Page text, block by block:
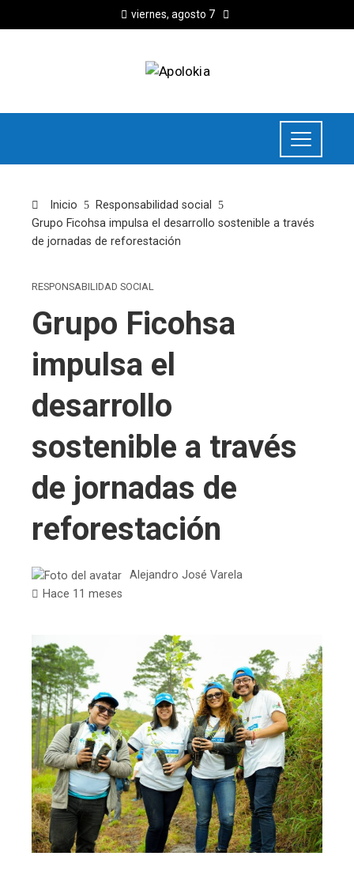
viernes, agosto 7
Inicio
Responsabilidad social
Grupo Ficohsa impulsa el desarrollo sostenible a través
de jornadas de reforestación
RESPONSABILIDAD SOCIAL
Grupo Ficohsa
impulsa el
desarrollo
sostenible a través
de jornadas de
reforestación
Alejandro José Varela
Hace 11 meses